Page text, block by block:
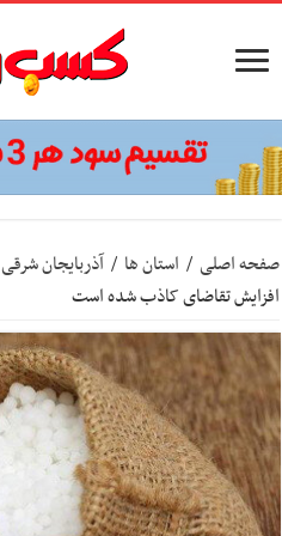
صفحه اصلی / استان ها / آذربایجان شرقی
افزایش تقاضای کاذب شده است